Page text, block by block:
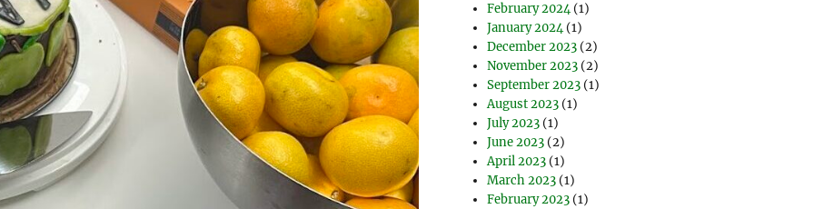
February 2024(1)
January 2024(1)
December 2023 (2)
November 2023 (2)
September 2023 (1)
August 2023 (1)
July 2023 (1)
June 2023 (2)
April 2023 (1)
March 2023 (1)
February 2023 (1)